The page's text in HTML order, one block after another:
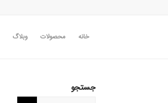
خانه محصولات وبلاگ
جستجو